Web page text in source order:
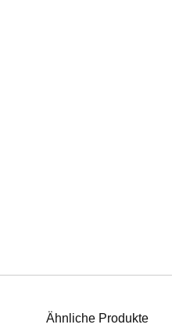
Ähnliche Produkte